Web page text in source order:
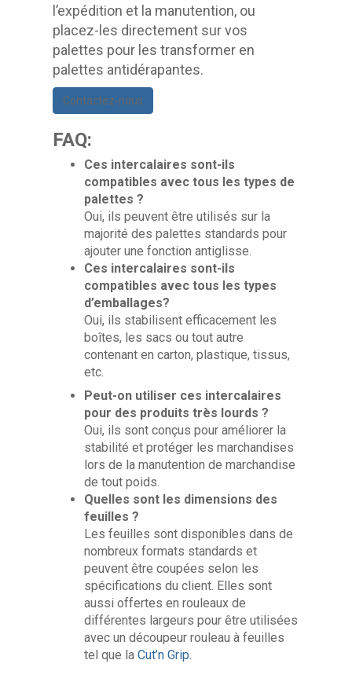
l’expédition et la manutention, ou
placez-les directement sur vos
palettes pour les transformer en
palettes antidérapantes.
Contactez-nous
FAQ:
Ces intercalaires sont-ils
compatibles avec tous les types de
palettes ?
Oui, ils peuvent être utilisés sur la
majorité des palettes standards pour
ajouter une fonction antiglisse.
Ces intercalaires sont-ils
compatibles avec tous les types
d’emballages?
Oui, ils stabilisent efficacement les
boîtes, les sacs ou tout autre
contenant en carton, plastique, tissus,
etc.
Peut-on utiliser ces intercalaires
pour des produits très lourds ?
Oui, ils sont conçus pour améliorer la
stabilité et protéger les marchandises
lors de la manutention de marchandise
de tout poids.
Quelles sont les dimensions des
feuilles ?
Les feuilles sont disponibles dans de
nombreux formats standards et
peuvent être coupées selon les
spécifications du client. Elles sont
aussi offertes en rouleaux de
différentes largeurs pour être utilisées
avec un découpeur rouleau à feuilles
tel que laCut’n Grip.